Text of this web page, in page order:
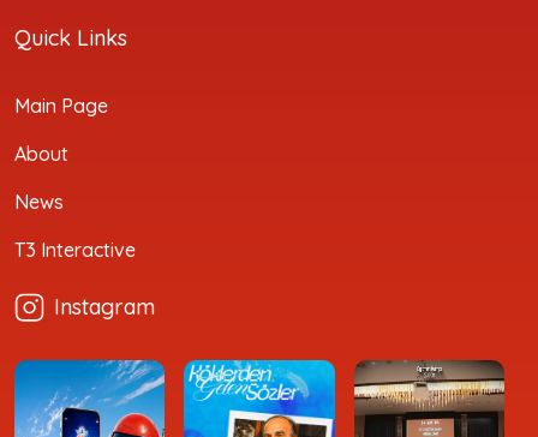
Quick Links
Main Page
About
News
T3 Interactive
Instagram